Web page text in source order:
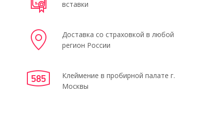
вставки
Доставка со страховкой в любой
регион России
Клеймение в пробирной палате г.
Москвы